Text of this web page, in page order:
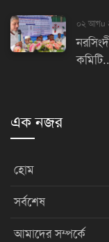
০২ আগu
এক নজর
হোম
সর্বশেষ
আমাদের সম্পর্কে